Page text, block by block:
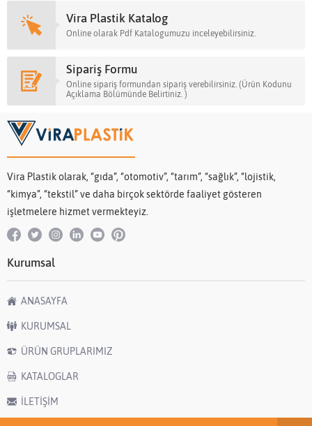
Vira Plastik Katalog
Online olarak Pdf Katalogumuzu inceleyebilirsiniz.
Sipariş Formu
Online sipariş formundan sipariş verebilirsiniz. (Ürün Kodunu
Açıklama Bölümünde Belirtiniz. )
Vira Plastik olarak, “gıda”, “otomotiv”, “tarım”, “sağlık”, “lojistik,
“kimya”, “tekstil” ve daha birçok sektörde faaliyet gösteren
işletmelere hizmet vermekteyiz.
Kurumsal
ANASAYFA
KURUMSAL
ÜRÜN GRUPLARIMIZ
KATALOGLAR
İLETİŞİM